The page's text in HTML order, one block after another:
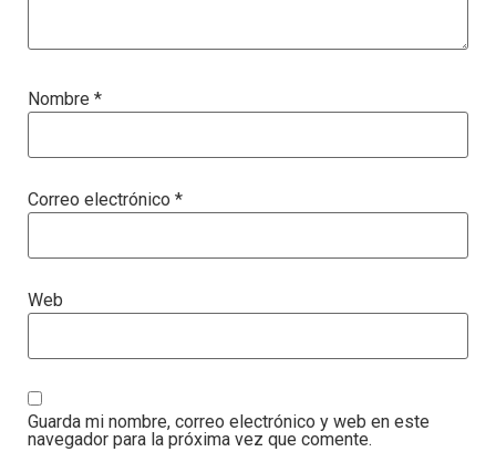
Nombre *
Correo electrónico *
Web
Guarda mi nombre, correo electrónico y web en este
navegador para la próxima vez que comente.